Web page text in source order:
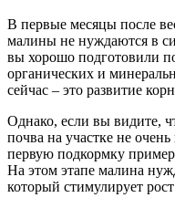
В первые месяцы после
малины не нуждаются в
вы хорошо подготовили
органических и
сейчас – это развитие
Однако, если вы видите,
почва на участке не
первую подкормку
На этом этапе малина
который стимулирует